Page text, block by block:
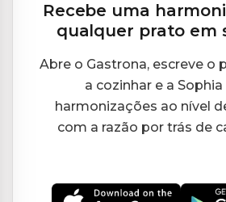
Recebe uma
qualquer prato em
Abre o Gastrona, escreve o
a cozinhar e a
harmonizações ao nível
com a razão por trás de